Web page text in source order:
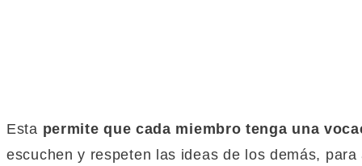
Esta permite que cada miembro tenga una
escuchen y respeten las ideas de los demás,